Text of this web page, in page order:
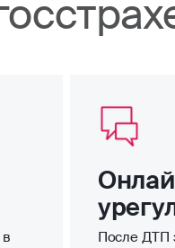
После ДТП